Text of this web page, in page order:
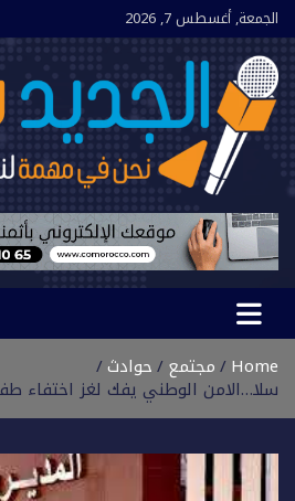
Skip
to
content
الجمعة, أغسطس 7, 2026
الجديد بريس
نحن في مهمة لنقدم لكم كل جديد
Home مجتمع حوادث
سلا…الامن الوطني يفك لغز اختفاء